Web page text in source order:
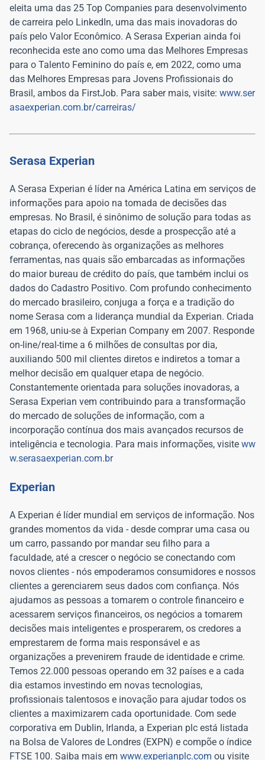
eleita uma das 25 Top Companies para desenvolvimento
de carreira pelo LinkedIn, uma das mais inovadoras do
país pelo Valor Econômico. A Serasa Experian ainda foi
reconhecida este ano como uma das Melhores Empresas
para o Talento Feminino do país e, em 2022, como uma
das Melhores Empresas para Jovens Profissionais do
Brasil, ambos da FirstJob. Para saber mais, visite: www.ser
asaexperian.com.br/carreiras/
Serasa Experian
A Serasa Experian é líder na América Latina em serviços de
informações para apoio na tomada de decisões das
empresas. No Brasil, é sinônimo de solução para todas as
etapas do ciclo de negócios, desde a prospecção até a
cobrança, oferecendo às organizações as melhores
ferramentas, nas quais são embarcadas as informações
do maior bureau de crédito do país, que também inclui os
dados do Cadastro Positivo. Com profundo conhecimento
do mercado brasileiro, conjuga a força e a tradição do
nome Serasa com a liderança mundial da Experian. Criada
em 1968, uniu-se à Experian Company em 2007. Responde
on-line/real-time a 6 milhões de consultas por dia,
auxiliando 500 mil clientes diretos e indiretos a tomar a
melhor decisão em qualquer etapa de negócio.
Constantemente orientada para soluções inovadoras, a
Serasa Experian vem contribuindo para a transformação
do mercado de soluções de informação, com a
incorporação contínua dos mais avançados recursos de
inteligência e tecnologia. Para mais informações, visite ww
w.serasaexperian.com.br
Experian
A Experian é líder mundial em serviços de informação. Nos
grandes momentos da vida - desde comprar uma casa ou
um carro, passando por mandar seu filho para a
faculdade, até a crescer o negócio se conectando com
novos clientes - nós empoderamos consumidores e nossos
clientes a gerenciarem seus dados com confiança. Nós
ajudamos as pessoas a tomarem o controle financeiro e
acessarem serviços financeiros, os negócios a tomarem
decisões mais inteligentes e prosperarem, os credores a
emprestarem de forma mais responsável e as
organizações a prevenirem fraude de identidade e crime.
Temos 22.000 pessoas operando em 32 países e a cada
dia estamos investindo em novas tecnologias,
profissionais talentosos e inovação para ajudar todos os
clientes a maximizarem cada oportunidade. Com sede
corporativa em Dublin, Irlanda, a Experian plc está listada
na Bolsa de Valores de Londres (EXPN) e compõe o índice
FTSE 100. Saiba mais em www.experianplc.com ou visite